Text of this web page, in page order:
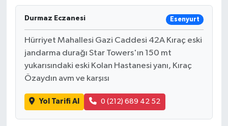
Durmaz Eczanesi Esenyurt
Hürriyet Mahallesi Gazi Caddesi 42A Kıraç eski
jandarma durağı Star Towers'ın 150 mt
yukarısındaki eski Kolan Hastanesi yanı, Kıraç
Özaydın avm ve karşısı
Yol Tarifi Al 0 (212) 689 42 52